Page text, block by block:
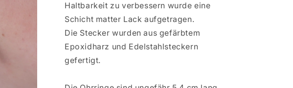
Haltbarkeit zu verbessern wurde eine
Schicht matter Lack aufgetragen.
Die Stecker wurden aus gefärbtem
Epoxidharz und Edelstahlsteckern
gefertigt.